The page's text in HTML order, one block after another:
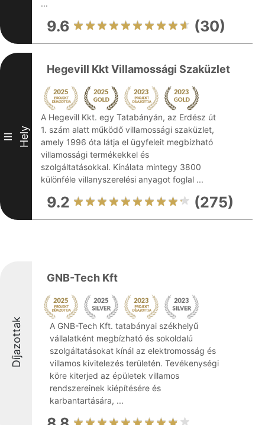
...
9.6 (30)
III Hely
Hegevill Kkt Villamossági Szaküzlet
A Hegevill Kkt. egy Tatabányán, az Erdész út
1. szám alatt működő villamossági szaküzlet,
amely 1996 óta látja el ügyfeleit megbízható
villamossági termékekkel és
szolgáltatásokkal. Kínálata mintegy 3800
különféle villanyszerelési anyagot foglal ...
9.2 (275)
Díjazottak
GNB-Tech Kft
A GNB-Tech Kft. tatabányai székhelyű
vállalatként megbízható és sokoldalú
szolgáltatásokat kínál az elektromosság és
villamos kivitelezés területén. Tevékenységi
köre kiterjed az épületek villamos
rendszereinek kiépítésére és
karbantartására, ...